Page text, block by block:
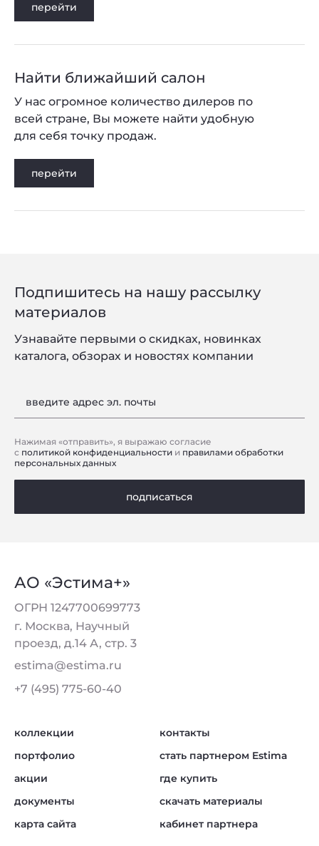
перейти
Найти ближайший салон
перейти
У нас огромное количество дилеров по
всей стране, Вы можете найти удобную
для себя точку продаж.
Подпишитесь на нашу рассылку
материалов
Узнавайте первыми о скидках, новинках
каталога, обзорах и новостях компании
введите адрес эл. почты
Нажимая «отправить», я выражаю согласие
с политикой конфиденциальности и правилами обработки
персональных данных
подписаться
АО «Эстима+»
ОГРН 1247700699773
г. Москва, Научный
проезд, д.14 А, стр. 3
estima@estima.ru
+7 (495) 775-60-40
коллекции
портфолио
акции
документы
карта сайта
контакты
стать партнером Estima
где купить
скачать материалы
кабинет партнера